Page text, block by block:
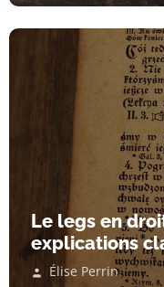
Le legs en
explications
Élise Perrin